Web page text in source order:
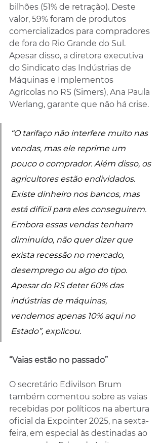
bilhões (51% de retração). Deste
valor, 59% foram de produtos
comercializados para compradores
de fora do Rio Grande do Sul.
Apesar disso, a diretora executiva
do Sindicato das Indústrias de
Máquinas e Implementos
Agrícolas no RS (Simers), Ana Paula
Werlang, garante que não há crise.
“O tarifaço não interfere muito nas
vendas, mas ele reprime um
pouco o comprador. Além disso, os
agricultores estão endividados.
Existe dinheiro nos bancos, mas
está difícil para eles conseguirem.
Embora essas vendas tenham
diminuído, não quer dizer que
exista recessão no mercado,
desemprego ou algo do tipo.
Apesar do RS deter 60% das
indústrias de máquinas,
vendemos apenas 10% aqui no
Estado”, explicou.
“Vaias estão no passado”
O secretário Edivilson Brum
também comentou sobre as vaias
recebidas por políticos na abertura
oficial da Expointer 2025, na sexta-
feira, em especial às destinadas ao